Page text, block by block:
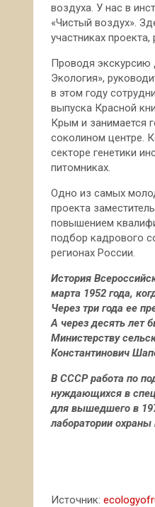
воздуха. У нас в
«Чистый воздух».
участниках
Проводя экскурсию
Экология»,
в этом году
выпуска Красной
Крым и занимается
соколином центре.
секторе генетики
питомниках.
Одно из самых
проекта
повышением
подбор кадрового
регионах России.
История
марта 1952 года,
Через три года ее
А через десять лет
Министерству
Константинович
В СССР работа по
нуждающихся в
для вышедшего в
лаборатории
Источник: